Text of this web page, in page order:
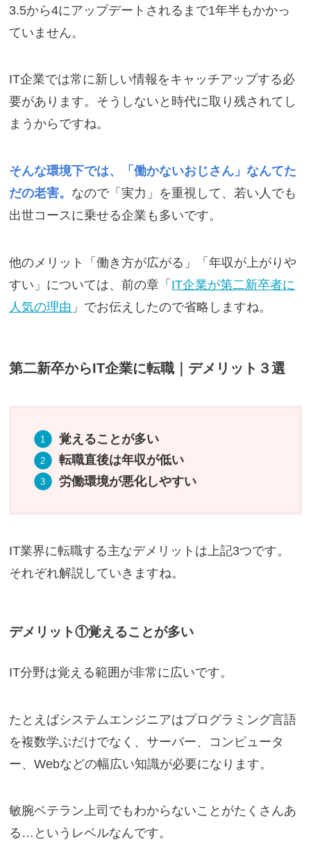
3.5から4にアップデートされるまで1年半もかかっ
ていません。
IT企業では常に新しい情報をキャッチアップする必
要があります。そうしないと時代に取り残されてし
まうからですね。
そんな環境下では、「働かないおじさん」なんてた
だの老害。 なので「実力」を重視して、若い人でも
出世コースに乗せる企業も多いです。
他のメリット「働き方が広がる」「年収が上がりや
すい」については、前の章「 IT企業が第二新卒者に
人気の理由 」でお伝えしたので省略しますね。
第二新卒からIT企業に転職｜デメリット３選
覚えることが多い
転職直後は年収が低い
労働環境が悪化しやすい
IT業界に転職する主なデメリットは上記3つです。
それぞれ解説していきますね。
デメリット①覚えることが多い
IT分野は覚える範囲が非常に広いです。
たとえばシステムエンジニアはプログラミング言語
を複数学ぶだけでなく、サーバー、コンピュータ
ー、Webなどの幅広い知識が必要になります。
敏腕ベテラン上司でもわからないことがたくさんあ
る…というレベルなんです。